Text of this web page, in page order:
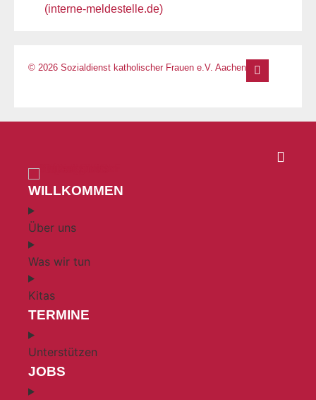
(interne-meldestelle.de)
© 2026 Sozialdienst katholischer Frauen e.V. Aachen
WILLKOMMEN
Über uns
Was wir tun
Kitas
TERMINE
Unterstützen
JOBS